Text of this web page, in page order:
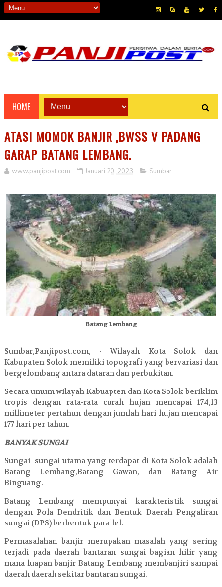
HOME
ATASI MOMOK BANJIR ,BWSS V PADANG
GARAP BATANG LEMBANG.
www.panjipost.com Januari 20, 2023 Sumbar
Batang Lembang
Sumbar,Panjipost.com, - Wilayah Kota Solok dan
Kabupaten Solok memiliki topografi yang bervariasi dan
bergelombang antara dataran dan perbukitan.
Secara umum wilayah Kabuapten dan Kota Solok beriklim
tropis dengan rata-rata curah hujan mencapai 174,13
millimeter pertahun dengan jumlah hari hujan mencapai
177 hari per tahun.
BANYAK SUNGAI
Sungai- sungai utama yang terdapat di Kota Solok adalah
Batang Lembang,Batang Gawan, dan Batang Air
Binguang.
Batang Lembang mempunyai karakteristik sungai
dengan Pola Dendritik dan Bentuk Daerah Pengaliran
sungai (DPS) berbentuk parallel.
Permasalahan banjir merupakan masalah yang sering
terjadi pada daerah bantaran sungai bagian hilir yang
mana luapan banjir Batang Lembang membanjiri sampai
daerah daerah sekitar bantaran sungai.